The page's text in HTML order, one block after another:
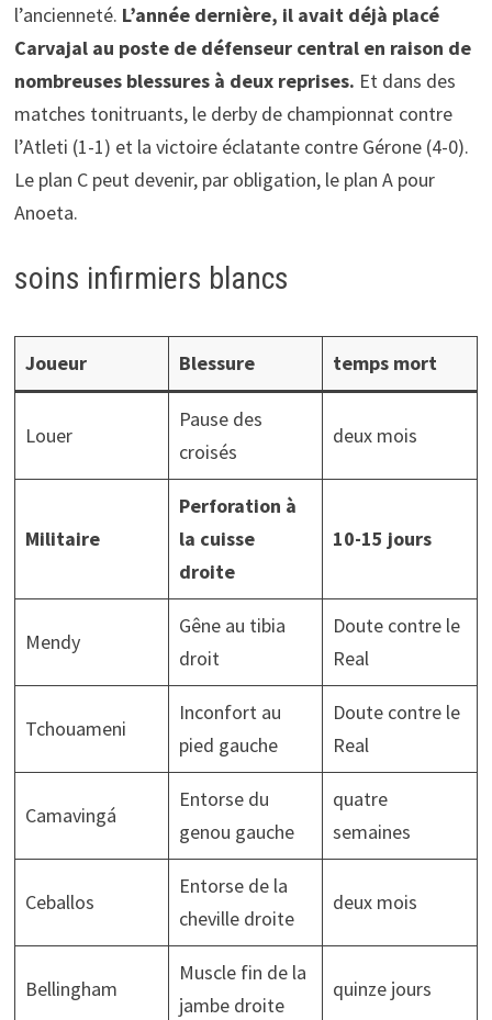
l’ancienneté. L’année dernière, il avait déjà placé
Carvajal au poste de défenseur central en raison de
nombreuses blessures à deux reprises. Et dans des
matches tonitruants, le derby de championnat contre
l’Atleti (1-1) et la victoire éclatante contre Gérone (4-0).
Le plan C peut devenir, par obligation, le plan A pour
Anoeta.
soins infirmiers blancs
Joueur Blessure temps mort
Louer
Pause des
croisés
deux mois
Militaire
Perforation à
la cuisse
droite
10-15 jours
Mendy
Gêne au tibia
droit
Doute contre le
Real
Tchouameni
Inconfort au
pied gauche
Doute contre le
Real
Camavingá
Entorse du
genou gauche
quatre
semaines
Ceballos
Entorse de la
cheville droite
deux mois
Bellingham
Muscle fin de la
jambe droite
quinze jours